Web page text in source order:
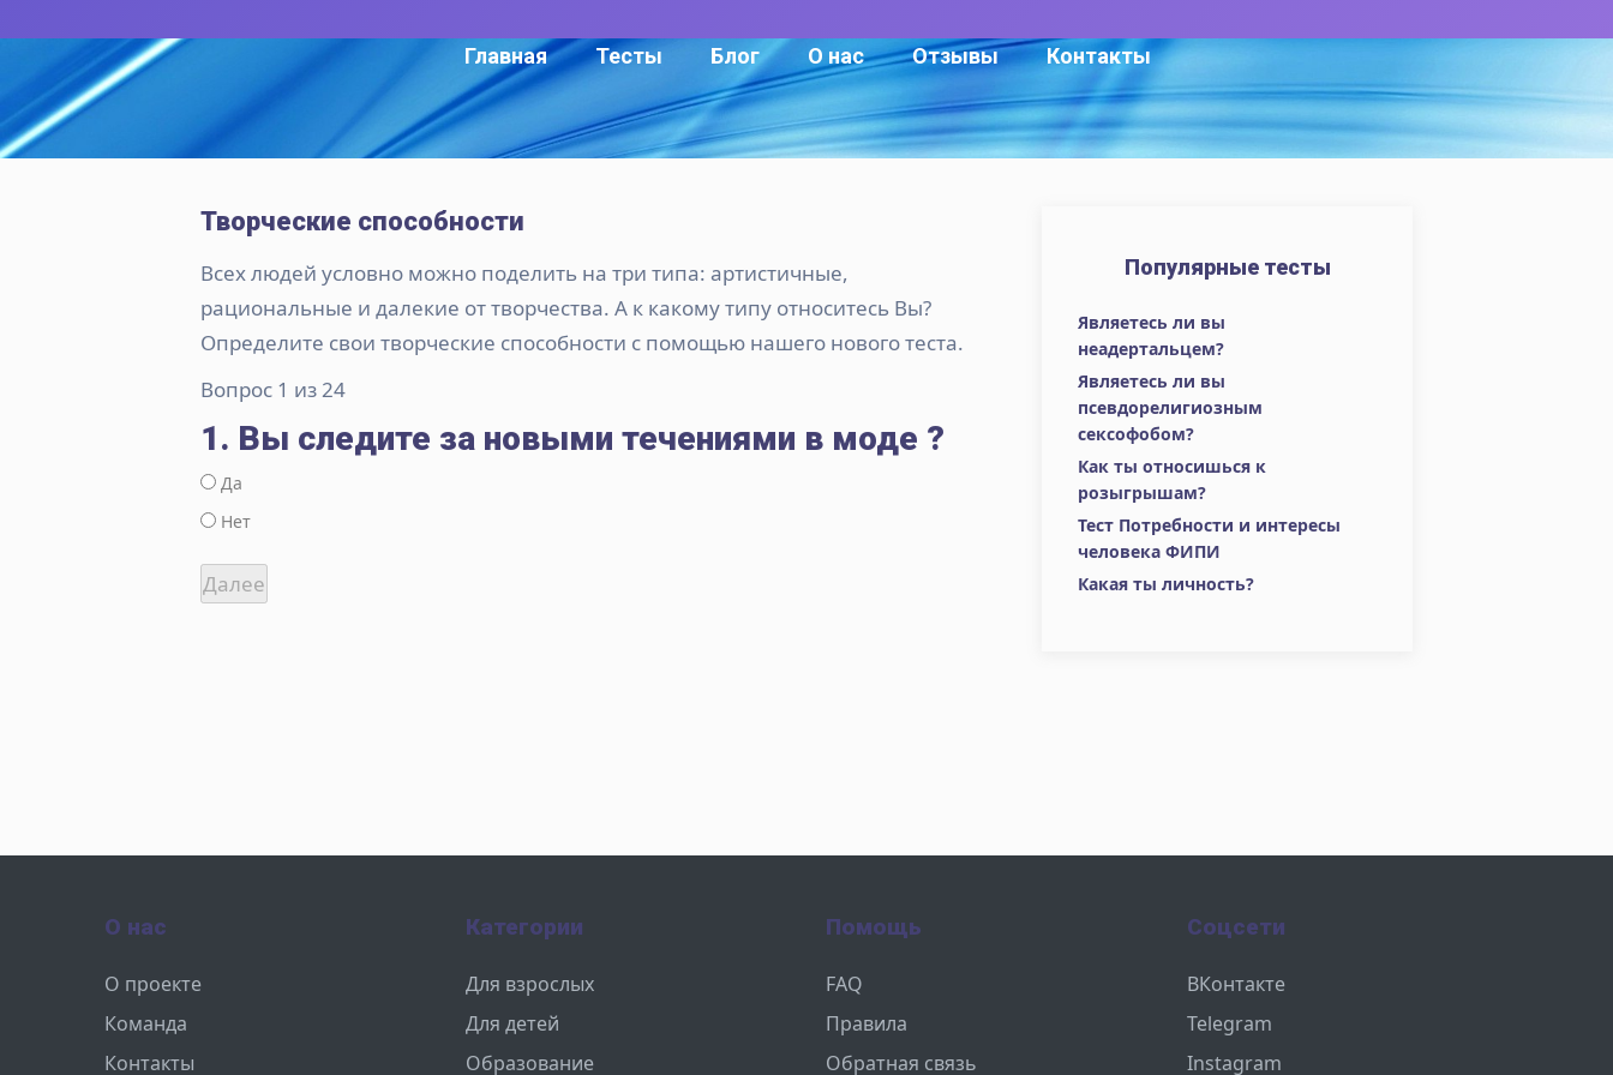
Главная Тесты Блог О нас Отзывы Контакты
Творческие способности
Всех людей условно можно поделить на три типа: артистичные,
рациональные и далекие от творчества. А к какому типу относитесь Вы?
Определите свои творческие способности с помощью нашего нового теста.
Вопрос 1 из 24
1. Вы следите за новыми течениями в моде ?
Да
Нет
Популярные тесты
Являетесь ли вы
неадертальцем?
Являетесь ли вы
псевдорелигиозным
сексофобом?
Как ты относишься к
розыгрышам?
Тест Потребности и интересы
человека ФИПИ
Какая ты личность?
О нас
О проекте
Команда
Контакты
Категории
Для взрослых
Для детей
Образование
Помощь
FAQ
Правила
Обратная связь
Соцсети
ВКонтакте
Telegram
Instagram